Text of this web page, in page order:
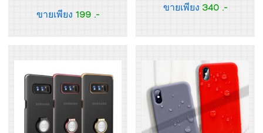
ขายเพียง 199 .-
ขายเพียง 340 .-